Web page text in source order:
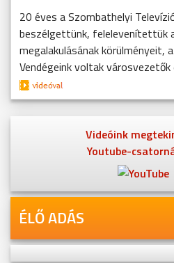
20 éves a Szombathelyi
beszélgettünk, felelevenítettük
megalakulásának körülményeit,
Vendégeink voltak
Videóink
Youtube-
ÉLŐ ADÁS